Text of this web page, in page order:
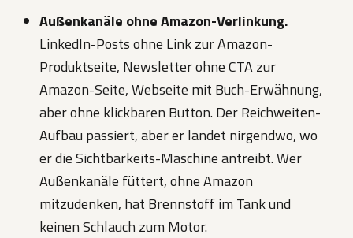
Außenkanäle ohne Amazon-Verlinkung.
LinkedIn-Posts ohne Link zur Amazon-
Produktseite, Newsletter ohne CTA zur
Amazon-Seite, Webseite mit Buch-Erwähnung,
aber ohne klickbaren Button. Der Reichweiten-
Aufbau passiert, aber er landet nirgendwo, wo
er die Sichtbarkeits-Maschine antreibt. Wer
Außenkanäle füttert, ohne Amazon
mitzudenken, hat Brennstoff im Tank und
keinen Schlauch zum Motor.